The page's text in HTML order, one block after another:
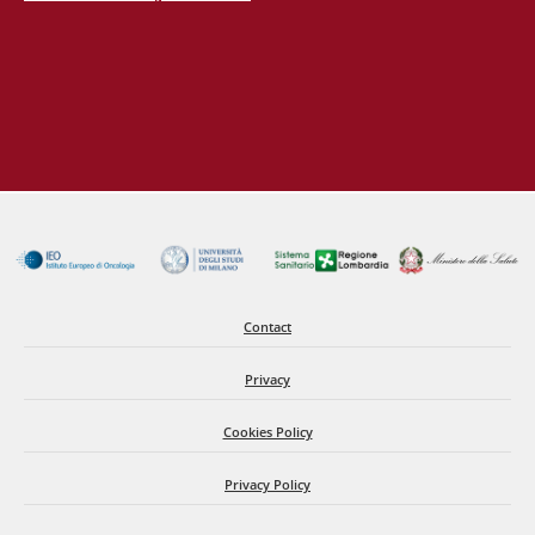
SIGNIFICANT SURVIVAL DISADVANTAGE FOR
Contact
Privacy
Cookies Policy
Privacy Policy